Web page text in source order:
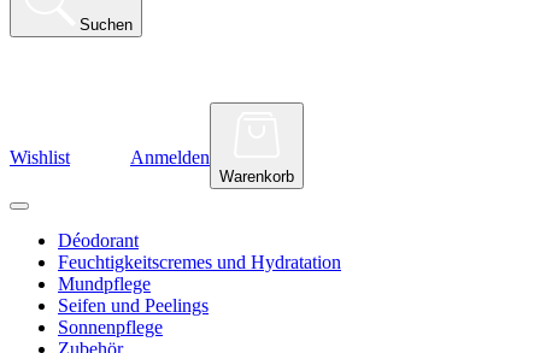
Suchen
Wishlist Anmelden
Warenkorb
Déodorant
Feuchtigkeitscremes und Hydratation
Mundpflege
Seifen und Peelings
Sonnenpflege
Zubehör